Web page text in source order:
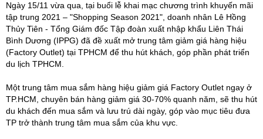
IPP Supply Chain
IPP Leaf
IPP Spirits
IPP Technology
Tất cả các nhãn hiệu
Ngày 15/11 vừa qua, tại buổi lễ khai mạc chương trình khuyến mãi
tập trung 2021 – "Shopping Season 2021", doanh nhân Lê Hồng
Thủy Tiên - Tổng Giám đốc Tập đoàn xuất nhập khẩu Liên Thái
Bình Dương (IPPG) đã đề xuất mở trung tâm giảm giá hàng hiệu
(Factory Outlet) tại TPHCM để thu hút khách, góp phần phát triển
du lịch TPHCM.
Một trung tâm mua sắm hàng hiệu giảm giá Factory Outlet ngay ở
TP.HCM, chuyên bán hàng giảm giá 30-70% quanh năm, sẽ thu hút
du khách đến mua sắm và lưu trú dài ngày, góp vào mục tiêu đưa
TP trở thành trung tâm mua sắm của khu vực.